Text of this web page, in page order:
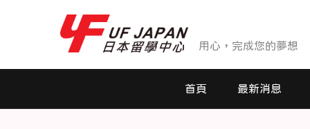
用心，完成您的夢想
首頁 最新消息